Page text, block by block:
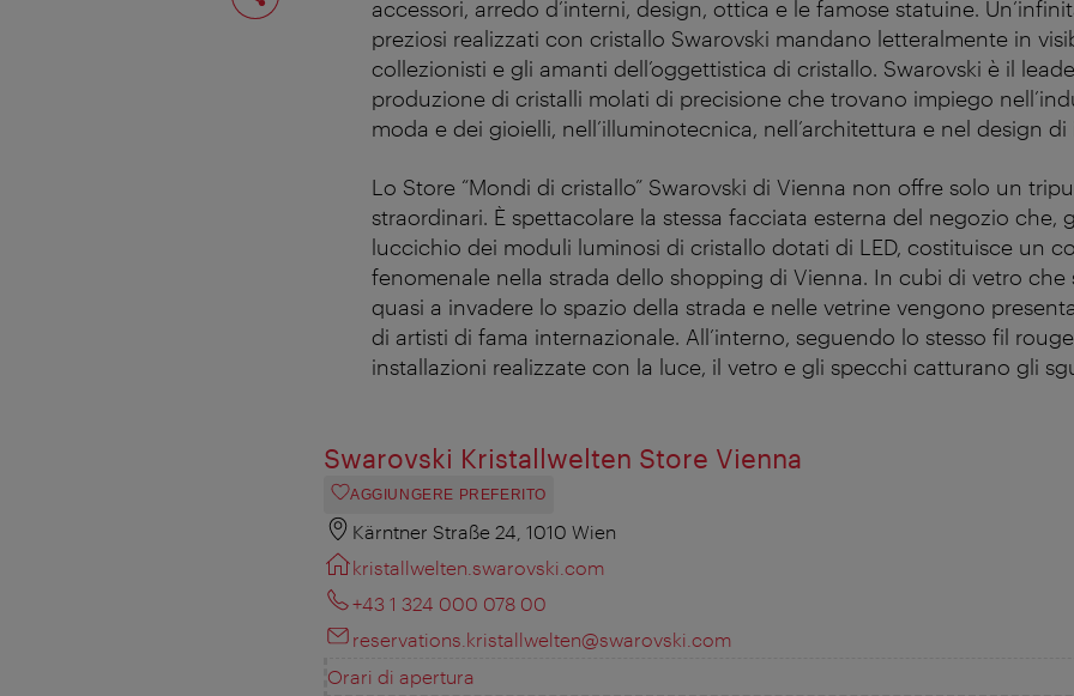
accessori, arredo d’interni, design, ottica e le famose statuine.
preziosi realizzati con cristallo Swarovski mandano letteralmente in
collezionisti e gli amanti dell’oggettistica di cristallo. Swarovski è il
produzione di cristalli molati di precisione che trovano impiego
moda e dei gioielli, nell’illuminotecnica, nell’architettura e nel design di
Lo Store “Mondi di cristallo” Swarovski di Vienna non offre solo un
straordinari. È spettacolare la stessa facciata esterna del negozio che,
luccichio dei moduli luminosi di cristallo dotati di LED, costituisce un
fenomenale nella strada dello shopping di Vienna. In cubi di vetro
quasi a invadere lo spazio della strada e nelle vetrine vengono
di artisti di fama internazionale. All’interno, seguendo lo stesso fil
installazioni realizzate con la luce, il vetro e gli specchi catturano gli
Swarovski Kristallwelten Store Vienna
AGGIUNGERE PREFERITO
Kärntner Straße 24, 1010 Wien
kristallwelten.swarovski.com
+43 1 324 000 078 00
reservations.kristallwelten@swarovski.com
Orari di apertura